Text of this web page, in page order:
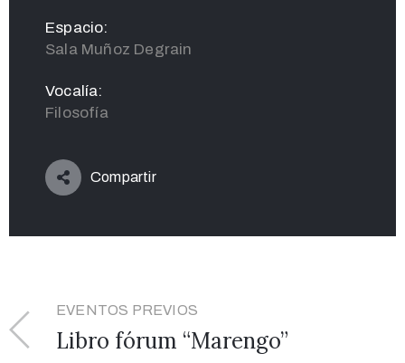
Espacio:
Sala Muñoz Degrain
Vocalía:
Filosofía
Compartir
EVENTOS PREVIOS
Libro fórum “Marengo”